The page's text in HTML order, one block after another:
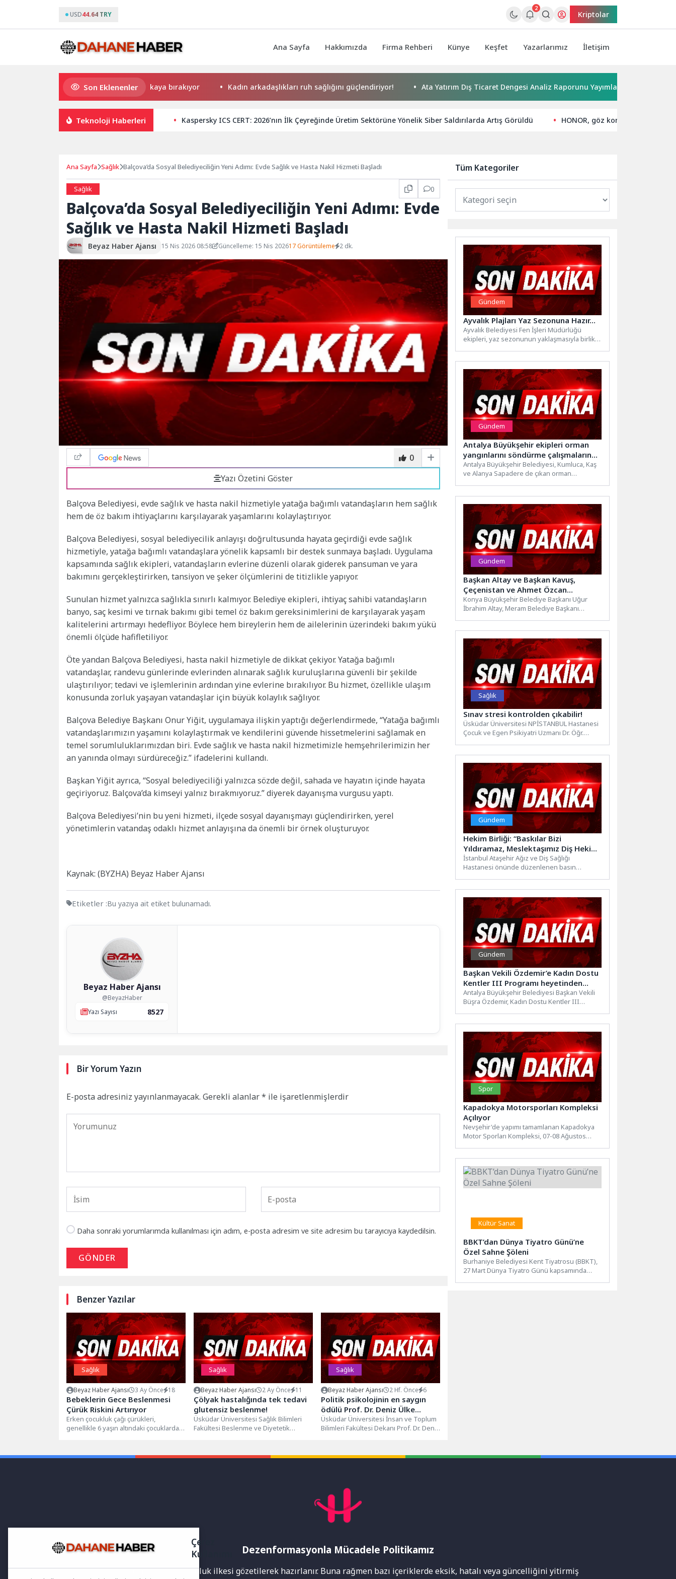
USD44.64 TRY
2
Kriptolar
Ana Sayfa Hakkımızda Firma Rehberi Künye Keşfet Yazarlarımız İletişim
Son Eklenenler
Uygulamalar yerini yapay zekaya bırakıyor Kadın arkadaşlıkları ruh sağlığını güçlendiriyor! Ata Yatırım Dış Ticaret Dengesi Analiz Raporunu Yayımladı
Teknoloji Haberleri Kaspersky ICS CERT: 2026’nın İlk Çeyreğinde Üretim Sektörüne Yönelik Siber Saldırılarda Artış Görüldü HONOR, göz konforlu tablet
Ana Sayfa Sağlık Balçova’da Sosyal Belediyeciliğin Yeni Adımı: Evde Sağlık ve Hasta Nakil Hizmeti Başladı
Sağlık 0
Balçova’da Sosyal Belediyeciliğin Yeni Adımı: Evde
Sağlık ve Hasta Nakil Hizmeti Başladı
Beyaz Haber Ajansı 15 Nis 2026 08:58 Güncelleme: 15 Nis 202617 Görüntüleme 2 dk.
0
Yazı Özetini Göster
Balçova Belediyesi, evde sağlık ve hasta nakil hizmetiyle yatağa bağımlı vatandaşların hem sağlık
hem de öz bakım ihtiyaçlarını karşılayarak yaşamlarını kolaylaştırıyor.
Balçova Belediyesi, sosyal belediyecilik anlayışı doğrultusunda hayata geçirdiği evde sağlık
hizmetiyle, yatağa bağımlı vatandaşlara yönelik kapsamlı bir destek sunmaya başladı. Uygulama
kapsamında sağlık ekipleri, vatandaşların evlerine düzenli olarak giderek pansuman ve yara
bakımını gerçekleştirirken, tansiyon ve şeker ölçümlerini de titizlikle yapıyor.
Sunulan hizmet yalnızca sağlıkla sınırlı kalmıyor. Belediye ekipleri, ihtiyaç sahibi vatandaşların
banyo, saç kesimi ve tırnak bakımı gibi temel öz bakım gereksinimlerini de karşılayarak yaşam
kalitelerini artırmayı hedefliyor. Böylece hem bireylerin hem de ailelerinin üzerindeki bakım yükü
önemli ölçüde hafifletiliyor.
Öte yandan Balçova Belediyesi, hasta nakil hizmetiyle de dikkat çekiyor. Yatağa bağımlı
vatandaşlar, randevu günlerinde evlerinden alınarak sağlık kuruluşlarına güvenli bir şekilde
ulaştırılıyor; tedavi ve işlemlerinin ardından yine evlerine bırakılıyor. Bu hizmet, özellikle ulaşım
konusunda zorluk yaşayan vatandaşlar için büyük kolaylık sağlıyor.
Balçova Belediye Başkanı Onur Yiğit, uygulamaya ilişkin yaptığı değerlendirmede, “Yatağa bağımlı
vatandaşlarımızın yaşamını kolaylaştırmak ve kendilerini güvende hissetmelerini sağlamak en
temel sorumluluklarımızdan biri. Evde sağlık ve hasta nakil hizmetimizle hemşehrilerimizin her
an yanında olmayı sürdüreceğiz.” ifadelerini kullandı.
Başkan Yiğit ayrıca, “Sosyal belediyeciliği yalnızca sözde değil, sahada ve hayatın içinde hayata
geçiriyoruz. Balçova’da kimseyi yalnız bırakmıyoruz.” diyerek dayanışma vurgusu yaptı.
Balçova Belediyesi’nin bu yeni hizmeti, ilçede sosyal dayanışmayı güçlendirirken, yerel
yönetimlerin vatandaş odaklı hizmet anlayışına da önemli bir örnek oluşturuyor.
Kaynak: (BYZHA) Beyaz Haber Ajansı
Etiketler :Bu yazıya ait etiket bulunamadı.
Beyaz Haber Ajansı
@BeyazHaber
Yazı Sayısı
8527
Bir Yorum Yazın
E-posta adresiniz yayınlanmayacak. Gerekli alanlar* ile işaretlenmişlerdir
Daha sonraki yorumlarımda kullanılması için adım, e-posta adresim ve site adresim bu tarayıcıya kaydedilsin.
GÖNDER
Benzer Yazılar
Sağlık
Beyaz Haber Ajansı 3 Ay Önce 18
Bebeklerin Gece Beslenmesi
Çürük Riskini Artırıyor
Erken çocukluk çağı çürükleri,
genellikle 6 yaşın altındaki çocuklarda
Sağlık
Beyaz Haber Ajansı 2 Ay Önce 11
Çölyak hastalığında tek tedavi
glutensiz beslenme!
Üsküdar Üniversitesi Sağlık Bilimleri
Fakültesi Beslenme ve Diyetetik
Sağlık
Beyaz Haber Ajansı 2 Hf. Önce 6
Politik psikolojinin en saygın
ödülü Prof. Dr. Deniz Ülke
Kaynak’a takdim edildi!
Üsküdar Üniversitesi İnsan ve Toplum
Bilimleri Fakültesi Dekanı Prof. Dr. Deniz
Tüm Kategoriler
Gündem
Ayvalık Plajları Yaz Sezonuna Hazır…
Ayvalık Belediyesi Fen İşleri Müdürlüğü
ekipleri, yaz sezonunun yaklaşmasıyla birlikte
Gündem
Antalya Büyükşehir ekipleri orman
yangınlarını söndürme çalışmalarına
seferber oldu
Antalya Büyükşehir Belediyesi, Kumluca, Kaş
ve Alanya Sapadere de çıkan orman
Gündem
Başkan Altay ve Başkan Kavuş,
Çeçenistan ve Ahmet Özcan
Caddelerinde Esnafla Buluştu
Konya Büyükşehir Belediye Başkanı Uğur
İbrahim Altay, Meram Belediye Başkanı
Sağlık
Sınav stresi kontrolden çıkabilir!
Üsküdar Üniversitesi NPİSTANBUL Hastanesi
Çocuk ve Egen Psikiyatri Uzmanı Dr. Öğr.
Gündem
Hekim Birliği: “Baskılar Bizi
Yıldıramaz, Meslektaşımız Diş Hekimi
Janat Düzgün Yalnız Değildir”
İstanbul Ataşehir Ağız ve Diş Sağlığı
Hastanesi önünde düzenlenen basın
Gündem
Başkan Vekili Özdemir’e Kadın Dostu
Kentler III Programı heyetinden
ziyaret
Antalya Büyükşehir Belediyesi Başkan Vekili
Büşra Özdemir, Kadın Dostu Kentler III
Spor
Kapadokya Motorsporları Kompleksi
Açılıyor
Nevşehir'de yapımı tamamlanan Kapadokya
Motor Sporları Kompleksi, 07-08 Ağustos
Kültür Sanat
BBKT’dan Dünya Tiyatro Günü’ne
Özel Sahne Şöleni
Burhaniye Belediyesi Kent Tiyatrosu (BBKT),
27 Mart Dünya Tiyatro Günü kapsamında
Dezenformasyonla Mücadele Politikamız
Yayınlanan haberler doğruluk ilkesi gözetilerek hazırlanır. Buna rağmen bazı içeriklerde eksik, hatalı veya güncelliğini yitirmiş
Çerez
Kullanımı